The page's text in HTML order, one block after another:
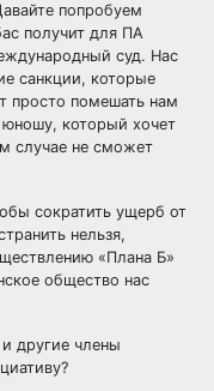
попробуем
получит для ПА
суд. Нас
санкции, которые
просто помешать нам
юношу, который хочет
случае не сможет
сократить ущерб от
нельзя,
«Плана Б»
общество нас
другие члены